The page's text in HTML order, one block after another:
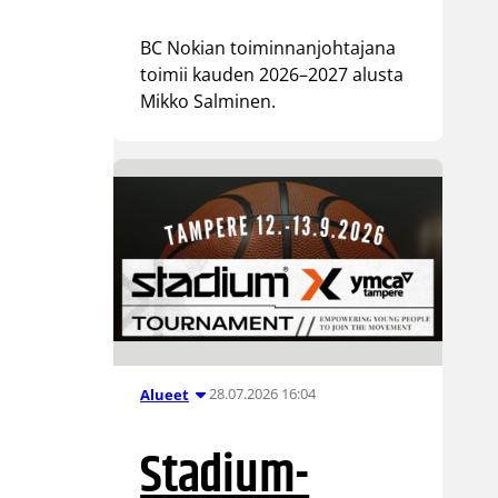
BC Nokian toiminnanjohtajana
toimii kauden 2026–2027 alusta
Mikko Salminen.
Alueet 28.07.2026 16:04
Stadium-